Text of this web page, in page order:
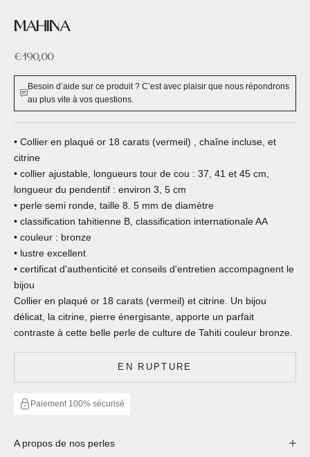
MAHINA
Prix de vente
€190,00
Besoin d’aide sur ce produit ? C’est avec plaisir que nous répondrons
au plus vite à vos questions.
• Collier en plaqué or 18 carats (vermeil) , chaîne incluse, et
citrine
• collier ajustable, longueurs tour de cou : 37, 41 et 45 cm,
longueur du pendentif : environ 3, 5 cm
• perle semi ronde, taille 8. 5 mm de diamètre
• classification tahitienne B, classification internationale AA
• couleur : bronze
• lustre excellent
• certificat d'authenticité et conseils d'entretien accompagnent le
bijou
Collier en plaqué or 18 carats (vermeil) et citrine. Un bijou
délicat, la citrine, pierre énergisante, apporte un parfait
contraste à cette belle perle de culture de Tahiti couleur bronze.
EN RUPTURE
Paiement 100% sécurisé
A propos de nos perles